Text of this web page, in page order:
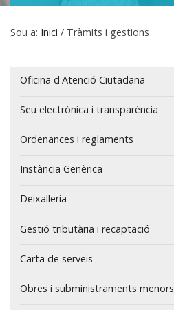
Sou a: Inici / Tràmits i gestions
Navegació
Oficina d'Atenció Ciutadana
Seu electrònica i transparència
Ordenances i reglaments
Instància Genèrica
Deixalleria
Gestió tributària i recaptació
Carta de serveis
Obres i subministraments menors